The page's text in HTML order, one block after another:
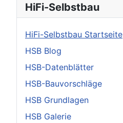
HiFi-Selbstbau
HiFi-Selbstbau Startseite
HSB Blog
HSB-Datenblätter
HSB-Bauvorschläge
HSB Grundlagen
HSB Galerie